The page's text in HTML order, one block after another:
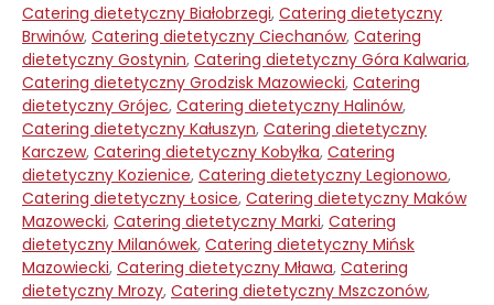
Catering dietetyczny Białobrzegi, Catering dietetyczny
Brwinów, Catering dietetyczny Ciechanów, Catering
dietetyczny Gostynin, Catering dietetyczny Góra Kalwaria,
Catering dietetyczny Grodzisk Mazowiecki, Catering
dietetyczny Grójec, Catering dietetyczny Halinów,
Catering dietetyczny Kałuszyn, Catering dietetyczny
Karczew, Catering dietetyczny Kobyłka, Catering
dietetyczny Kozienice, Catering dietetyczny Legionowo,
Catering dietetyczny Łosice, Catering dietetyczny Maków
Mazowecki, Catering dietetyczny Marki, Catering
dietetyczny Milanówek, Catering dietetyczny Mińsk
Mazowiecki, Catering dietetyczny Mława, Catering
dietetyczny Mrozy, Catering dietetyczny Mszczonów,